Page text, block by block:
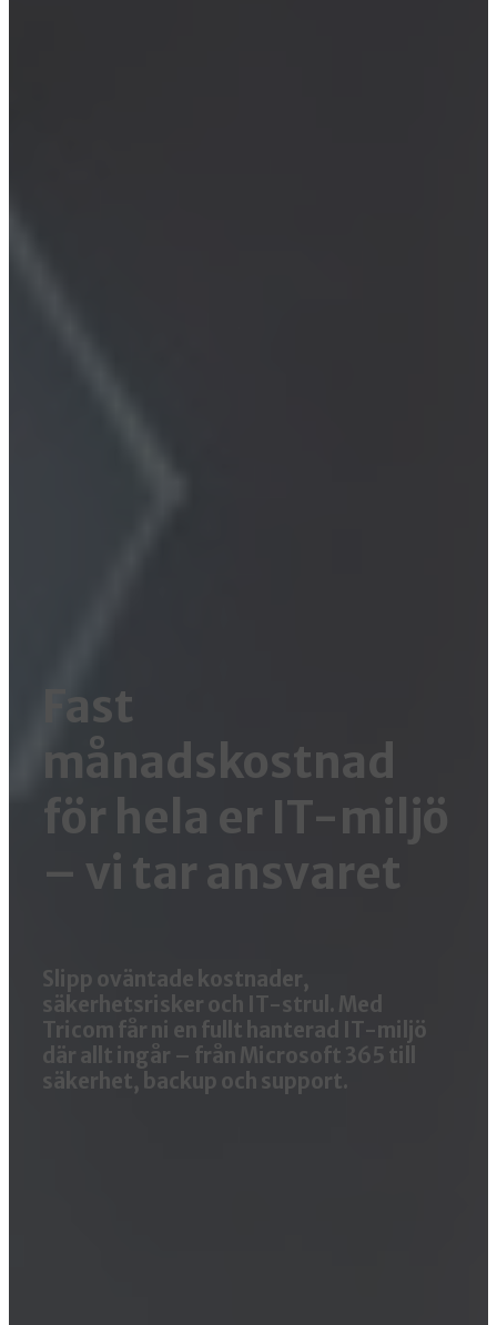
Fast
månadskostnad
för hela er IT-miljö
– vi tar ansvaret
Slipp oväntade kostnader,
säkerhetsrisker och IT-strul. Med
Tricom får ni en fullt hanterad IT-miljö
där allt ingår – från Microsoft 365 till
säkerhet, backup och support.